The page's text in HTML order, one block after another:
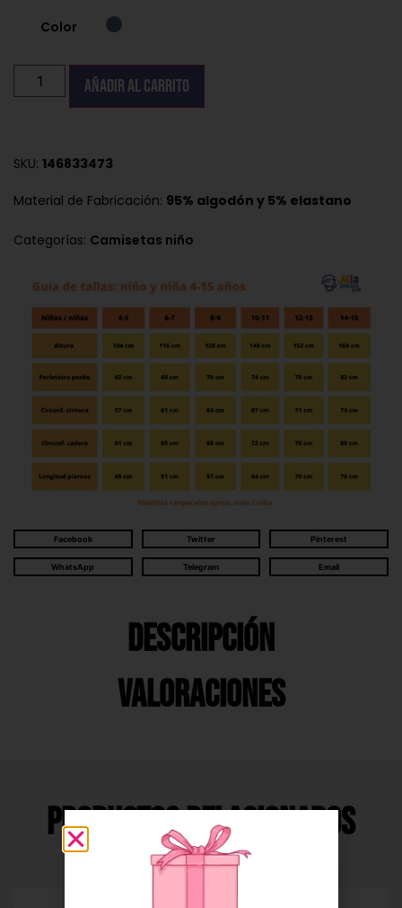
Color
Añadir al carrito
SKU: 146833473
Material de Fabricación: 95% algodón y 5% elastano
Categorías: Camisetas niño
Facebook Twitter Pinterest
WhatsApp Telegram Email
Descripción
Valoraciones
Productos Relacionados